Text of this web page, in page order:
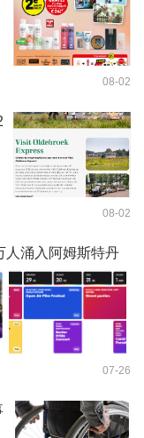
08-02
08-02
人涌入阿姆斯特丹
07-26